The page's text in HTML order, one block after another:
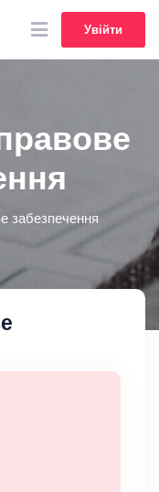
Увійти
Увійти
забезпечення